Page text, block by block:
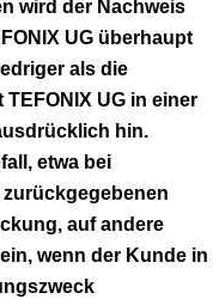
wird der Nachweis
UG überhaupt
als die
UG in einer
hin.
etwa bei
auf andere
wenn der Kunde in